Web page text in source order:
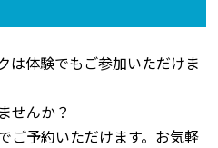
は体験でもご参加いただけま
せんか？
ご予約いただけます。お気軽